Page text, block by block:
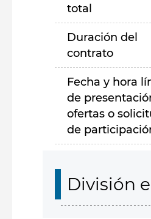
total
Duración del
contrato
Fecha y hora
de
ofertas o
de
División